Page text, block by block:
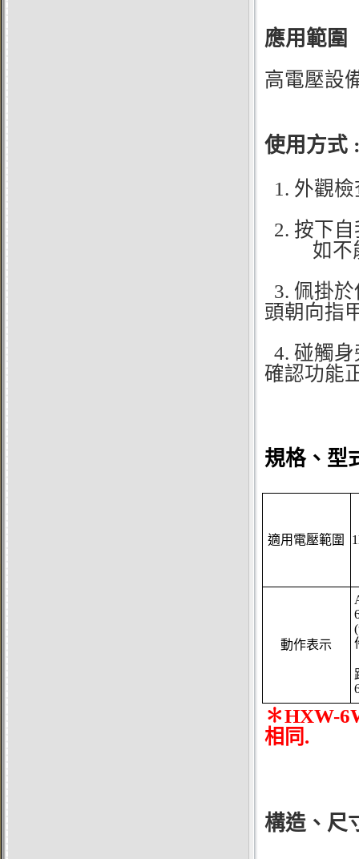
應用範圍
高電壓設
使用方式
1. 外觀
2. 按下
如不能
3. 佩掛
頭朝向指
4. 碰觸
確認功能
規格、型
適用電壓範圍
動作表示
(
✽HXW-
相同.
構造、尺